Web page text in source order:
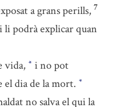
a grans perills, 7
li podrà explicar quan
vida, * i no pot
dia de la mort. *
no salva el qui la